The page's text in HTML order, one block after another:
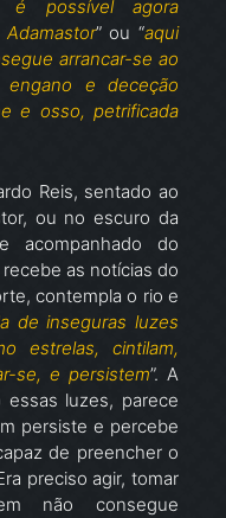
é possível agora
” ou “aqui
arrancar-se ao
e deceção
e osso, petrificada
Reis, sentado ao
ou no escuro da
acompanhado do
as notícias do
contempla o rio e
de inseguras luzes
estrelas, cintilam,
se, e persistem”. A
essas luzes, parece
persiste e percebe
de preencher o
preciso agir, tomar
não consegue